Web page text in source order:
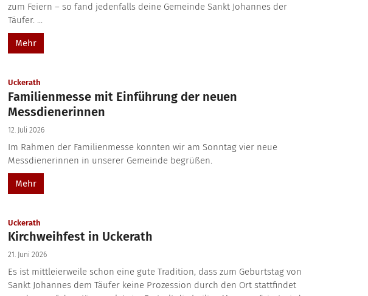
zum Feiern – so fand jedenfalls deine Gemeinde Sankt Johannes der
Täufer. ...
Mehr
Uckerath
Familienmesse mit Einführung der neuen
Messdienerinnen
12. Juli 2026
Im Rahmen der Familienmesse konnten wir am Sonntag vier neue
Messdienerinnen in unserer Gemeinde begrüßen.
Mehr
Uckerath
Kirchweihfest in Uckerath
21. Juni 2026
Es ist mittleierweile schon eine gute Tradition, dass zum Geburtstag von
Sankt Johannes dem Täufer keine Prozession durch den Ort stattfindet